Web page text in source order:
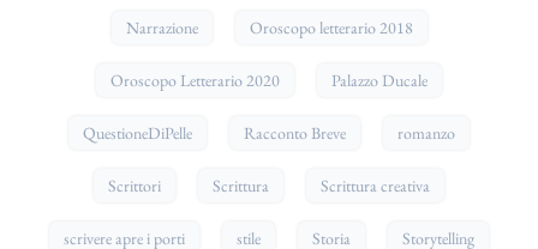
Narrazione Oroscopo letterario 2018
Oroscopo Letterario 2020 Palazzo Ducale
QuestioneDiPelle Racconto Breve romanzo
Scrittori Scrittura Scrittura creativa
scrivere apre i porti stile Storia Storytelling